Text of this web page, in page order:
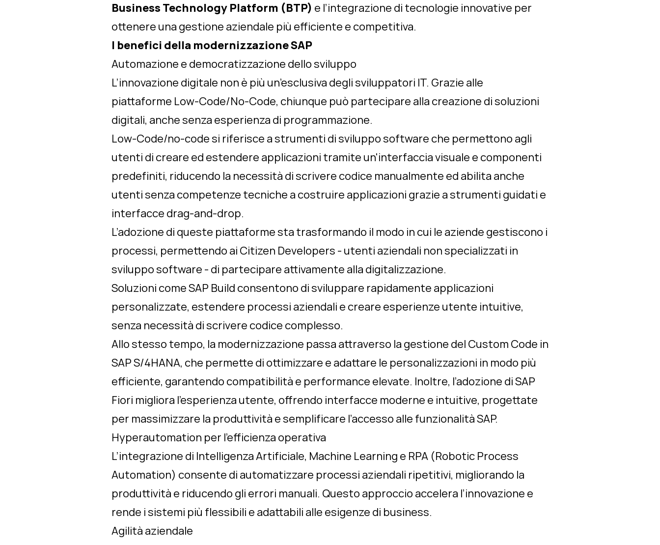
Business Technology Platform (BTP) e l’integrazione di tecnologie innovative per
ottenere una gestione aziendale più efficiente e competitiva.
I benefici della modernizzazione SAP
Automazione e democratizzazione dello sviluppo
L’innovazione digitale non è più un’esclusiva degli sviluppatori IT. Grazie alle
piattaforme Low-Code/No-Code, chiunque può partecipare alla creazione di soluzioni
digitali, anche senza esperienza di programmazione.
Low-Code/no-code si riferisce a strumenti di sviluppo software che permettono agli
utenti di creare ed estendere applicazioni tramite un'interfaccia visuale e componenti
predefiniti, riducendo la necessità di scrivere codice manualmente ed abilita anche
utenti senza competenze tecniche a costruire applicazioni grazie a strumenti guidati e
interfacce drag-and-drop.
L’adozione di queste piattaforme sta trasformando il modo in cui le aziende gestiscono i
processi, permettendo ai Citizen Developers - utenti aziendali non specializzati in
sviluppo software - di partecipare attivamente alla digitalizzazione.
Soluzioni come SAP Build consentono di sviluppare rapidamente applicazioni
personalizzate, estendere processi aziendali e creare esperienze utente intuitive,
senza necessità di scrivere codice complesso.
Allo stesso tempo, la modernizzazione passa attraverso la gestione del Custom Code in
SAP S/4HANA, che permette di ottimizzare e adattare le personalizzazioni in modo più
efficiente, garantendo compatibilità e performance elevate. Inoltre, l’adozione di SAP
Fiori migliora l’esperienza utente, offrendo interfacce moderne e intuitive, progettate
per massimizzare la produttività e semplificare l’accesso alle funzionalità SAP.
Hyperautomation per l’efficienza operativa
L’integrazione di Intelligenza Artificiale, Machine Learning e RPA (Robotic Process
Automation) consente di automatizzare processi aziendali ripetitivi, migliorando la
produttività e riducendo gli errori manuali. Questo approccio accelera l’innovazione e
rende i sistemi più flessibili e adattabili alle esigenze di business.
Agilità aziendale